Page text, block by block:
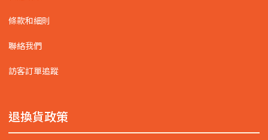
條款和細則
聯絡我們
訪客訂單追蹤
退換貨政策